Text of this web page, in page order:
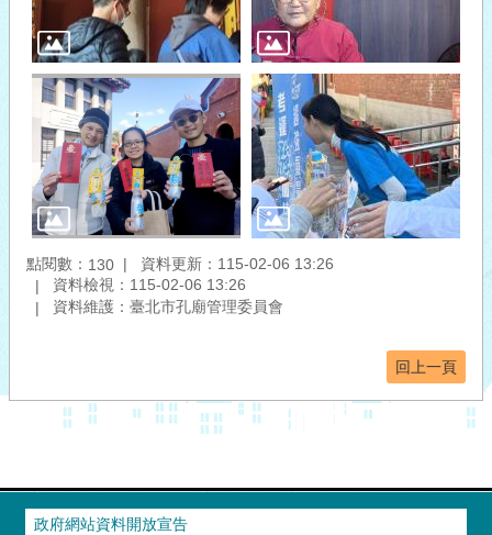
點閱數： 130
資料更新：115-02-06 13:26
資料檢視：115-02-06 13:26
資料維護：臺北市孔廟管理委員會
回上一頁
政府網站資料開放宣告